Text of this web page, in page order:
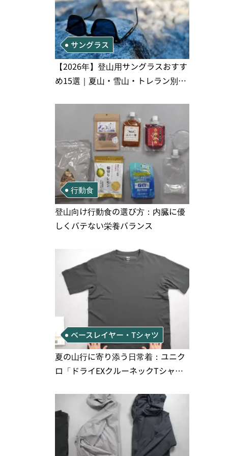
サングラス
【2026年】登山用サングラスおすす
め15選｜夏山・雪山・トレラン別、
行動食
登山向け行動食の選び方：内臓に優
しくバテない栄養バランス
ベースレイヤー・Tシャツ
夏の山行に寄り添う日常着：ユニク
ロ「ドライEXクルーネックTシャ